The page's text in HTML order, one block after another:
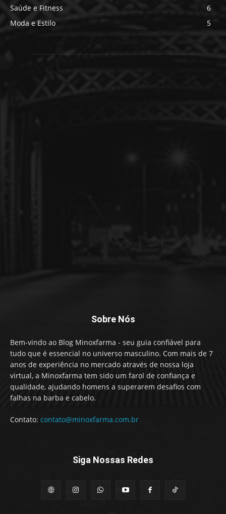
Saúde e Fitness
6
Moda e Estilo
5
Sobre Nós
Bem-vindo ao Blog Minoxfarma - seu guia confiável para
tudo que é essencial no universo masculino. Com mais de 7
anos de experiência no mercado através de nossa loja
virtual, a Minoxfarma tem sido um farol de confiança e
qualidade, ajudando homens a superarem desafios com
falhas na barba e cabelo.
Contato: contato@minoxfarma.com.br
Siga Nossas Redes